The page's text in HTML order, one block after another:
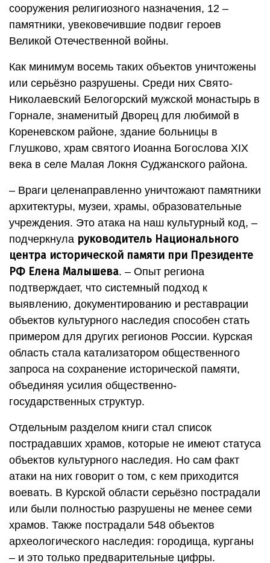
сооружения религиозного назначения, 12 –
памятники, увековечившие подвиг героев
Великой Отечественной войны.
Как минимум восемь таких объектов уничтожены
или серьёзно разрушены. Среди них Свято-
Николаевский Белогорский мужской монастырь в
Горнале, знаменитый Дворец для любимой в
Кореневском районе, здание больницы в
Глушково, храм святого Иоанна Богослова XIX
века в селе Малая Локня Суджанского района.
– Враги целенаправленно уничтожают памятники
архитектуры, музеи, храмы, образовательные
учреждения. Это атака на наш культурный код, –
подчеркнула руководитель Национального
центра исторической памяти при Президенте
РФ Елена Малышева. – Опыт региона
подтверждает, что системный подход к
выявлению, документированию и реставрации
объектов культурного наследия способен стать
примером для других регионов России. Курская
область стала катализатором общественного
запроса на сохранение исторической памяти,
объединяя усилия общественно-
государственных структур.
Отдельным разделом книги стал список
пострадавших храмов, которые не имеют статуса
объектов культурного наследия. Но сам факт
атаки на них говорит о том, с кем приходится
воевать. В Курской области серьёзно пострадали
или были полностью разрушены не менее семи
храмов. Также пострадали 548 объектов
археологического наследия: городища, курганы
– и это только предварительные цифры.